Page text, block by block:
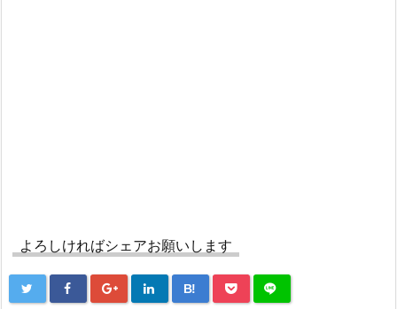
よろしければシェアお願いします
B!